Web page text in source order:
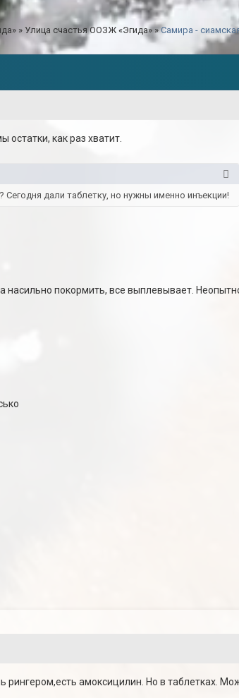
» Улица счастья ООЗЖ «Эгида» » Самира -
как раз хватит.
дали таблетку, но нужны именно инъекции!
насильно покормить, все выплевывает.
амоксицилин. Но в таблетках.